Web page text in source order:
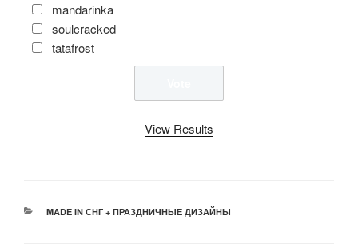
mandarinka
soulcracked
tatafrost
View Results
РУБРИКИ
MADE IN СНГ + ПРАЗДНИЧНЫЕ ДИЗАЙНЫ